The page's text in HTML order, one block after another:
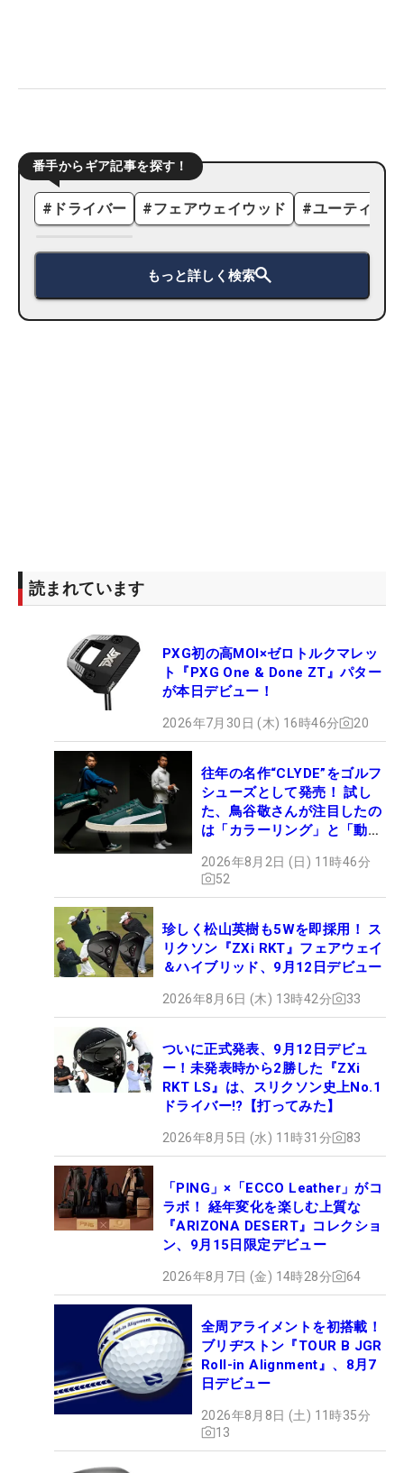
番手からギア記事を探す！
# ドライバー #フェアウェイウッド #ユーティリ
もっと詳しく検索
読まれています
PXG初の高MOI×ゼロトルクマレッ
ト『PXG One & Done ZT』パター
が本日デビュー！
2026年7月30日 (木) 16時46分 20
往年の名作“CLYDE”をゴルフ
シューズとして発売！ 試し
た、鳥谷敬さんが注目したの
は「カラーリング」と「動き
2026年8月2日 (日) 11時46分
52
珍しく松山英樹も5Wを即採用！ ス
リクソン『ZXi RKT』フェアウェイ
＆ハイブリッド、9月12日デビュー
2026年8月6日 (木) 13時42分 33
ついに正式発表、9月12日デビュ
ー！未発表時から2勝した『ZXi
RKT LS』は、スリクソン史上No.1
ドライバー!?【打ってみた】
2026年8月5日 (水) 11時31分 83
「PING」×「ECCO Leather」がコ
ラボ！ 経年変化を楽しむ上質な
『ARIZONA DESERT』コレクショ
ン、9月15日限定デビュー
2026年8月7日 (金) 14時28分 64
全周アライメントを初搭載！
ブリヂストン『TOUR B JGR
Roll-in Alignment』、8月7
日デビュー
2026年8月8日 (土) 11時35分
13